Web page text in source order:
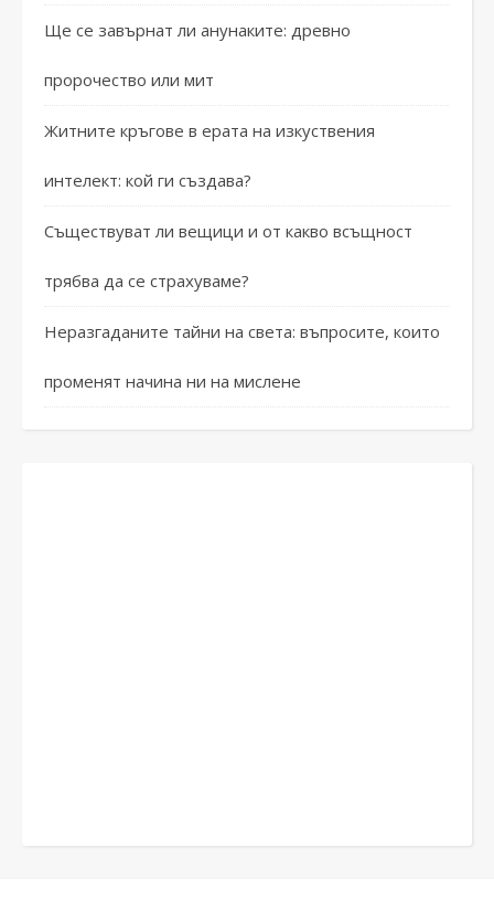
Ще се завърнат ли анунаките: древно
пророчество или мит
Житните кръгове в ерата на изкуствения
интелект: кой ги създава?
Съществуват ли вещици и от какво всъщност
трябва да се страхуваме?
Неразгаданите тайни на света: въпросите, които
променят начина ни на мислене